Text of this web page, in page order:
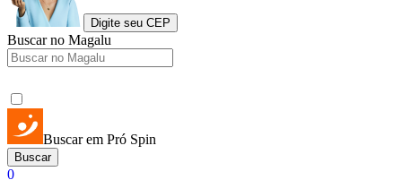
Digite seu CEP
Buscar no Magalu
Buscar em Pró Spin
Buscar
0